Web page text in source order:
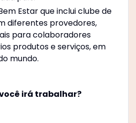
Estar que inclui clube de
diferentes provedores,
para colaboradores
produtos e serviços, em
mundo.
você irá trabalhar?